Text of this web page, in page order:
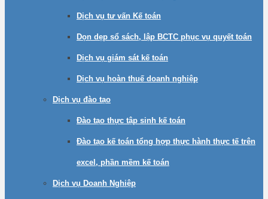
Dịch vụ tư vấn Kế toán
Dọn dẹp sổ sách, lập BCTC phục vụ quyết toán
Dịch vụ giám sát kế toán
Dịch vụ hoàn thuế doanh nghiệp
Dịch vụ đào tạo
Đào tạo thực tập sinh kế toán
Đào tạo kế toán tổng hợp thực hành thực tế trên
excel, phần mềm kế toán
Dịch vụ Doanh Nghiệp